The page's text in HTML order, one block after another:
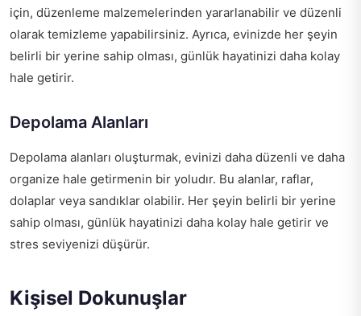
için, düzenleme malzemelerinden yararlanabilir ve düzenli
olarak temizleme yapabilirsiniz. Ayrıca, evinizde her şeyin
belirli bir yerine sahip olması, günlük hayatinizi daha kolay
hale getirir.
Depolama Alanları
Depolama alanları oluşturmak, evinizi daha düzenli ve daha
organize hale getirmenin bir yoludır. Bu alanlar, raflar,
dolaplar veya sandıklar olabilir. Her şeyin belirli bir yerine
sahip olması, günlük hayatinizi daha kolay hale getirir ve
stres seviyenizi düşürür.
Kişisel Dokunuşlar